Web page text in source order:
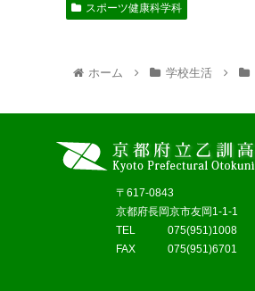
スポーツ健康科学科
ホーム 学校生活
〒617-0843
京都府長岡京市友岡1-1-1
TEL 075(951)1008
FAX 075(951)6701